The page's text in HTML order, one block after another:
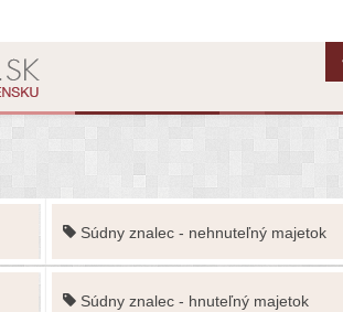
Súdny znalec - nehnuteľný majetok
Súdny znalec - hnuteľný majetok